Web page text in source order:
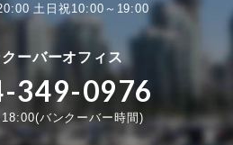
土日祝10:00～19:00
ーバーオフィス
349-0976
バンクーバー時間)